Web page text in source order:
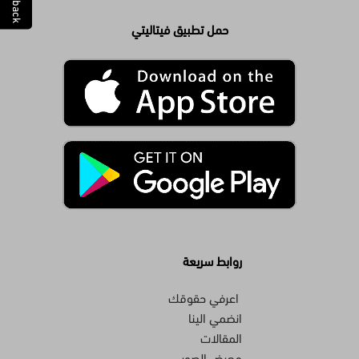
حمل تطبيق فيتاليتي
روابط سريعة
اعرفي حقوقك
انضمي الينا
المقالات